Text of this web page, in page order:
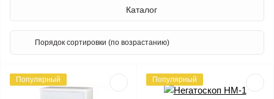
Каталог
Популярный Популярный